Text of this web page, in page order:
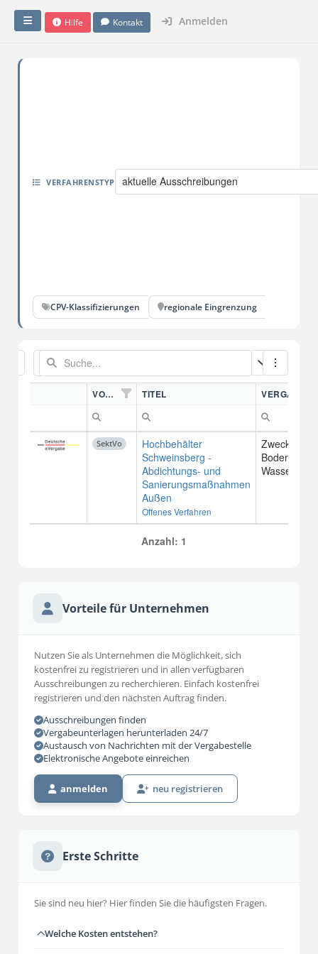
Hilfe Kontakt Anmelden
VERFAHRENSTYP aktuelle Ausschreibungen
CPV-Klassifizierungen regionale Eingrenzung
VORDN. TITEL
SektVo
Hochbehälter
Schweinsberg -
Abdichtungs- und
Sanierungsmaßnahmen
Außen
Offenes Verfahren
Bodensee-
Anzahl: 1
Vorteile für Unternehmen
Nutzen Sie als Unternehmen die Möglichkeit, sich
kostenfrei zu registrieren und in allen verfügbaren
Ausschreibungen zu recherchieren. Einfach kostenfrei
registrieren und den nächsten Auftrag finden.
Ausschreibungen finden
Vergabeunterlagen herunterladen 24/7
Austausch von Nachrichten mit der Vergabestelle
Elektronische Angebote einreichen
anmelden neu registrieren
Erste Schritte
Sie sind neu hier? Hier finden Sie die häufigsten Fragen.
Welche Kosten entstehen?